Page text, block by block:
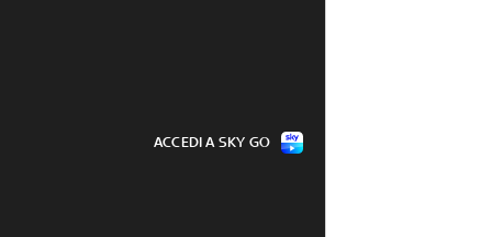
ACCEDI A SKY GO